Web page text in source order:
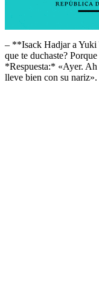
– **Isack Hadjar a Yuki
que te duchaste?
*Respuesta:* «Ayer. Ah
lleve bien con su nariz».